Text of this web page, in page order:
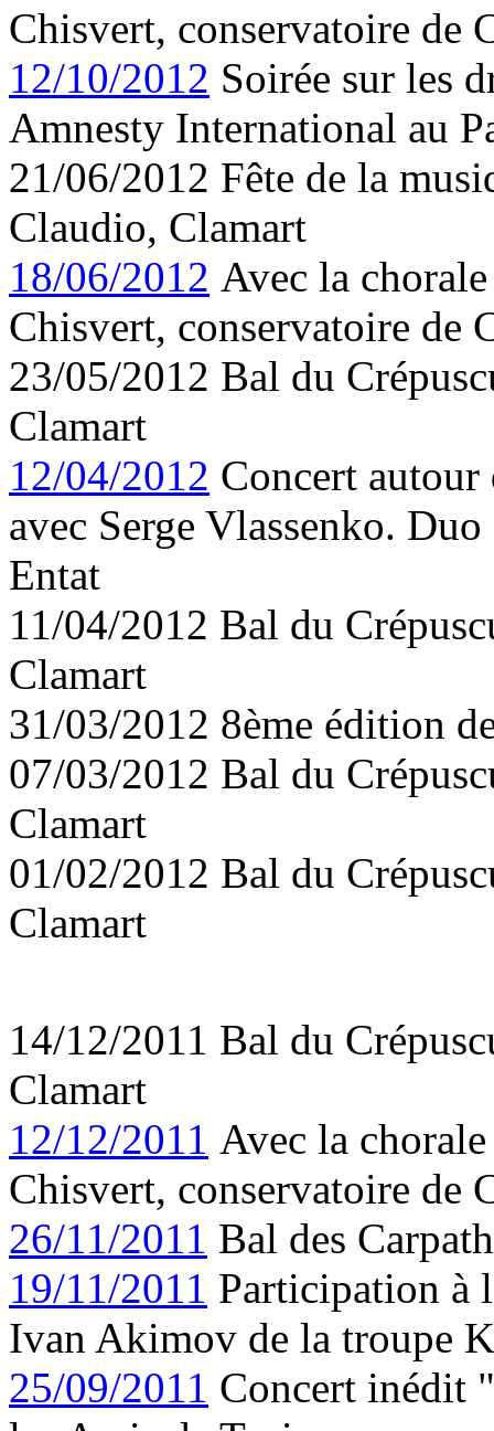
Chisvert, conservatoire de
12/10/2012 Soirée sur les
Amnesty International au
21/06/2012 Fête de la
Claudio, Clamart
18/06/2012 Avec la
Chisvert, conservatoire de
23/05/2012 Bal du
Clamart
12/04/2012 Concert autour
avec Serge Vlassenko.
Entat
11/04/2012 Bal du
Clamart
31/03/2012 8ème édition
07/03/2012 Bal du
Clamart
01/02/2012 Bal du
Clamart
14/12/2011 Bal du
Clamart
12/12/2011 Avec la
Chisvert, conservatoire de
26/11/2011 Bal des
19/11/2011 Participation à
Ivan Akimov de la troupe
25/09/2011 Concert inédit